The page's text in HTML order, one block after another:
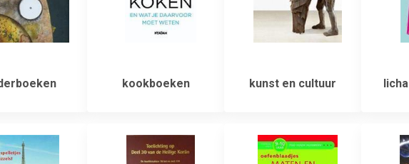
kookboeken kunst en cultuur